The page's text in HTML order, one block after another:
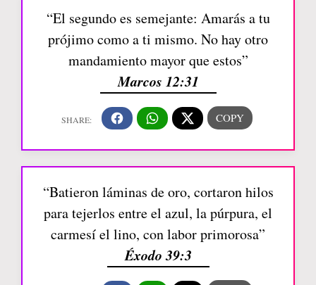
“El segundo es semejante: Amarás a tu
prójimo como a ti mismo. No hay otro
mandamiento mayor que estos”
Marcos 12:31
“Batieron láminas de oro, cortaron hilos
para tejerlos entre el azul, la púrpura, el
carmesí el lino, con labor primorosa”
Éxodo 39:3